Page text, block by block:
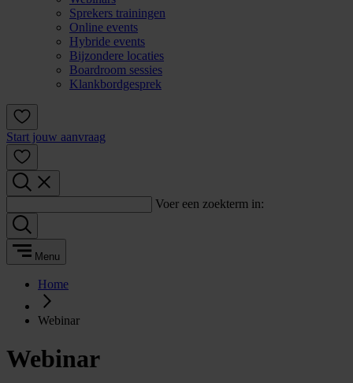
Sprekers trainingen
Online events
Hybride events
Bijzondere locaties
Boardroom sessies
Klankbordgesprek
Start jouw aanvraag
Voer een zoekterm in:
Menu
Home
Webinar
Webinar